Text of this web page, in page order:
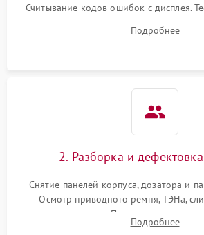
Считывание кодов ошибок с дисплея.
выявления посторонних шумов,
электронного модуля
Подробнее
2. Разборка и
Снятие панелей корпуса, дозатора и
Осмотр приводного ремня, ТЭНа,
амортизаторов. Проверка
крестовины на износ, а манжеты
Подробнее